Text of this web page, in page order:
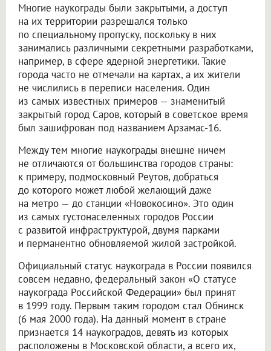
Многие наукограды были закрытыми, а доступ
на их территории разрешался только
по специальному пропуску, поскольку в них
занимались различными секретными разработками,
например, в сфере ядерной энергетики. Такие
города часто не отмечали на картах, а их жители
не числились в переписи населения. Один
из самых известных примеров — знаменитый
закрытый город Саров, который в советское время
был зашифрован под названием Арзамас-16.
Между тем многие наукограды внешне ничем
не отличаются от большинства городов страны:
к примеру, подмосковный Реутов, добраться
до которого может любой желающий даже
на метро — до станции «Новокосино». Это один
из самых густонаселенных городов России
с развитой инфраструктурой, двумя парками
и перманентно обновляемой жилой застройкой.
Официальный статус наукограда в России появился
совсем недавно, федеральный закон «О статусе
наукограда Российской Федерации» был принят
в 1999 году. Первым таким городом стал Обнинск
(6 мая 2000 года). На данный момент в стране
признается 14 наукоградов, девять из которых
расположены в Московской области, а всего их,